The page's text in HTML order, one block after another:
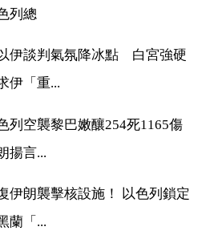
列總
伊談判氣氛降冰點 白宮強硬
伊「重...
列空襲黎巴嫩釀254死1165傷
揚言...
伊朗襲擊核設施！ 以色列鎖定
蘭「...